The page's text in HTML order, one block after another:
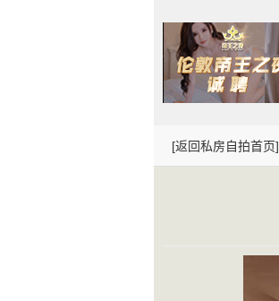
[返回私房自拍首页]